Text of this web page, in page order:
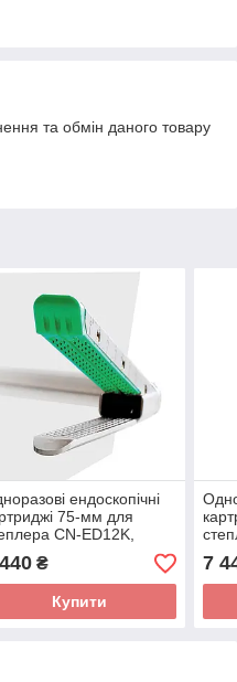
та обмін даного товару
ендоскопічні
75-мм для
CN-ED12K,
73мм синій
₴
Купити
7